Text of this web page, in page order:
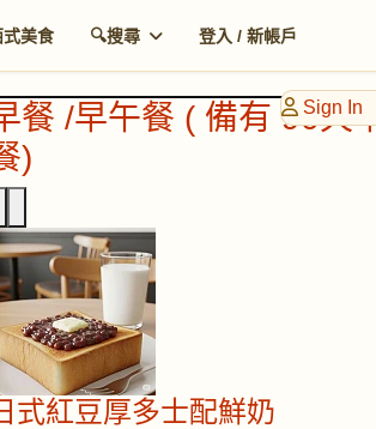
式美食 🔍搜尋 登入 / 新帳戶
Sign In
餐 /早午餐 ( 備有 90天
)
式紅豆厚多士配鮮奶